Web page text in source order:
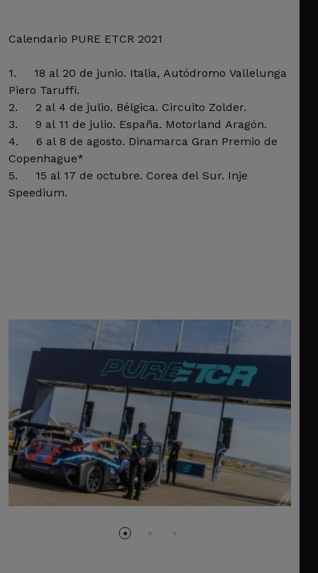
Calendario PURE ETCR 2021
1. 18 al 20 de junio. Italia, Autódromo Vallelunga
Piero Taruffi.
2. 2 al 4 de julio. Bélgica. Circuito Zolder.
3. 9 al 11 de julio. España. Motorland Aragón.
4. 6 al 8 de agosto. Dinamarca Gran Premio de
Copenhague*
5. 15 al 17 de octubre. Corea del Sur. Inje
Speedium.